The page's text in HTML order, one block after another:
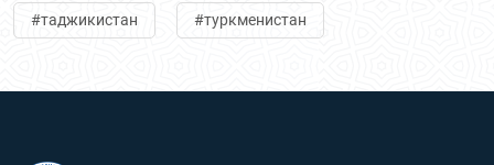
#таджикистан #туркменистан